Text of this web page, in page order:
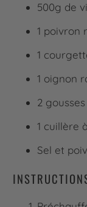
500g de
1 poivron
1
1 oignon
2
1 cuillère
Sel et